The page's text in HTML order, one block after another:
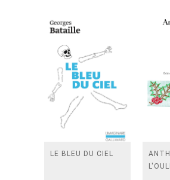
LE BLEU DU CIEL